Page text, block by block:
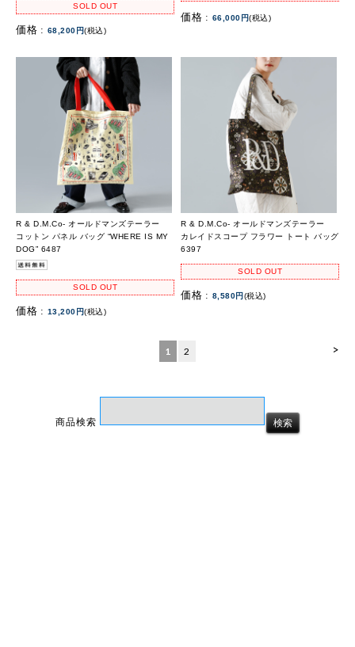
SOLD OUT
価格 : 68,200円(税込)
価格 : 66,000円(税込)
R & D.M.Co- オールドマンズテーラー
コットン パネル バッグ “WHERE IS MY
DOG” 6487
SOLD OUT
価格 : 13,200円(税込)
R & D.M.Co- オールドマンズテーラー
カレイドスコープ フラワー トート バッグ
6397
SOLD OUT
価格 : 8,580円(税込)
>
1 2
商品検索